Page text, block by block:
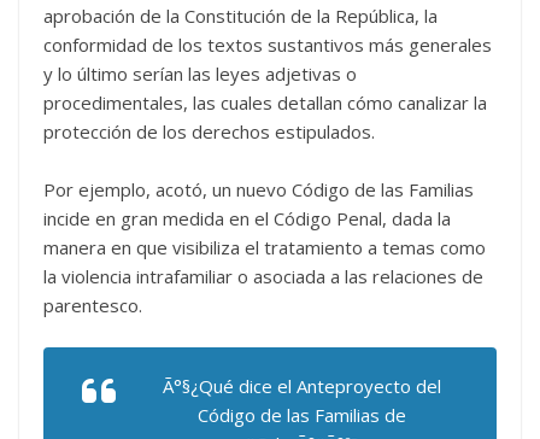
aprobación de la Constitución de la República, la
conformidad de los textos sustantivos más generales
y lo último serían las leyes adjetivas o
procedimentales, las cuales detallan cómo canalizar la
protección de los derechos estipulados.
Por ejemplo, acotó, un nuevo Código de las Familias
incide en gran medida en el Código Penal, dada la
manera en que visibiliza el tratamiento a temas como
la violencia intrafamiliar o asociada a las relaciones de
parentesco.
Ã°§¿Qué dice el Anteproyecto del
Código de las Familias de